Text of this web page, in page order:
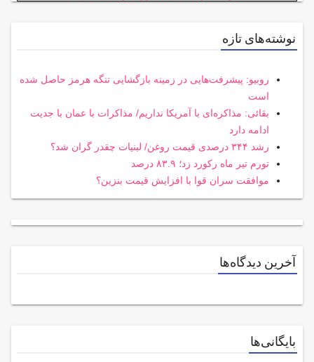
نوشته‌های تازه
روبیو: پیشرفت‌هایی در زمینه بازگشایی تنگه هرمز حاصل شده
است
بقائی: مذاکره‌ای با آمریکا نداریم/ مذاکرات با عمان با جدیت
ادامه دارد
رشد ۳۴۴ درصدی قیمت روغن/ لبنیات چقدر گران شد؟
تورم تیر ماه رکورد زد؛ ۸۳.۹ درصد
موافقت سران قوا با افزایش قیمت بنزین؟
آخرین دیدگاه‌ها
بایگانی‌ها